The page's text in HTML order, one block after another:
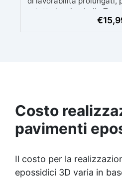
mantiene i sassi uniti,
dispersione nel
decorativi, aiuole,
tutte le microbolle
all'ingiallimento per
minimizzando le bolle
€
Costo
pavimenti
Il costo per la
epossidici 3D varia in